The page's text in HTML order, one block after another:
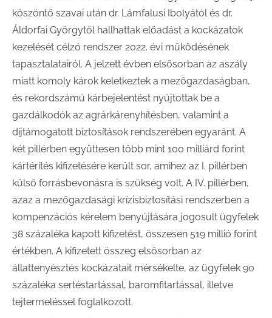
köszöntő szavai után dr. Lámfalusi Ibolyától és dr.
Áldorfai Györgytől hallhattak előadást a kockázatok
kezelését célzó rendszer 2022. évi működésének
tapasztalatairól. A jelzett évben elsősorban az aszály
miatt komoly károk keletkeztek a mezőgazdaságban,
és rekordszámú kárbejelentést nyújtottak be a
gazdálkodók az agrárkárenyhítésben, valamint a
díjtámogatott biztosítások rendszerében egyaránt. A
két pillérben együttesen több mint 100 milliárd forint
kártérítés kifizetésére került sor, amihez az I. pillérben
külső forrásbevonásra is szükség volt. A IV. pillérben,
azaz a mezőgazdasági krízisbiztosítási rendszerben a
kompenzációs kérelem benyújtására jogosult ügyfelek
38 százaléka kapott kifizetést, összesen 519 millió forint
értékben. A kifizetett összeg elsősorban az
állattenyésztés kockázatait mérsékelte, az ügyfelek 90
százaléka sertéstartással, baromfitartással, illetve
tejtermeléssel foglalkozott.